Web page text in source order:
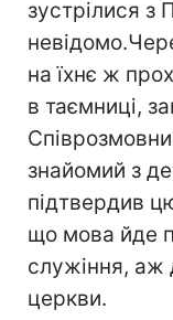
зустрілися
на їхнє ж
в таємниці,
знайомий з
підтвердив
що мова йде
служіння, аж
церкви.